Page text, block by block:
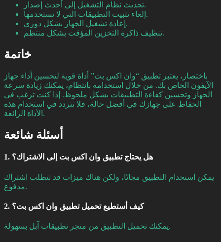
تحديث نظام التشغيل إلى أحدث إصدار.
إلغاء تثبيت التطبيقات التي لا تستخدمها.
إعادة تشغيل الجهاز بشكل دوري.
تنظيف ذاكرة التخزين المؤقت بشكل منتظم.
خاتمة
باختصار، يعتبر تطبيق “وان اكس بت” أداة قوية لتحسين أداء جهاز
الآيفون الخاص بك. من خلال استخدامه بانتظام، يمكنك زيادة سرعة
الجهاز وتحسين كفاءة التطبيقات بشكل ملحوظ. إذا كنت ترغب في
الحفاظ على جهازك في أفضل حالة، فلا تتردد في استخدام هذه
الأداة الرائعة.
أسئلة شائعة
1. هل يحتاج تطبيق وان اكس بت إلى الاشتراك؟
يمكن استخدام التطبيق مجانًا، ولكن هناك ميزات قد تتطلب اشتراك
مدفوع.
2. كيف أستطيع تحميل تطبيق وان اكس بت؟
يمكنك تحميل التطبيق من متجر تطبيقات آبل بسهولة.